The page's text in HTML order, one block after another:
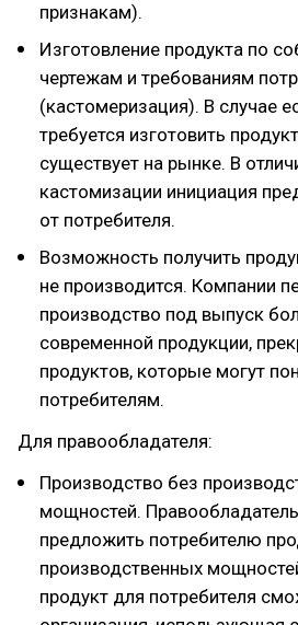
признакам).
Изготовление продукта по
чертежам и требованиям
(кастомеризация). В случае
требуется изготовить
существует на рынке. В
кастомизации инициация
от потребителя.
Возможность получить
не производится. Компании
производство под выпуск
современной продукции,
продуктов, которые могут
потребителям.
Для правообладателя:
Производство без
мощностей.
предложить потребителю
производственных
продукт для потребителя